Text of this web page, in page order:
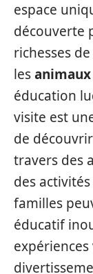
espace
découverte
richesses
les
éducation
visite est
de
travers des
des
familles
éducatif